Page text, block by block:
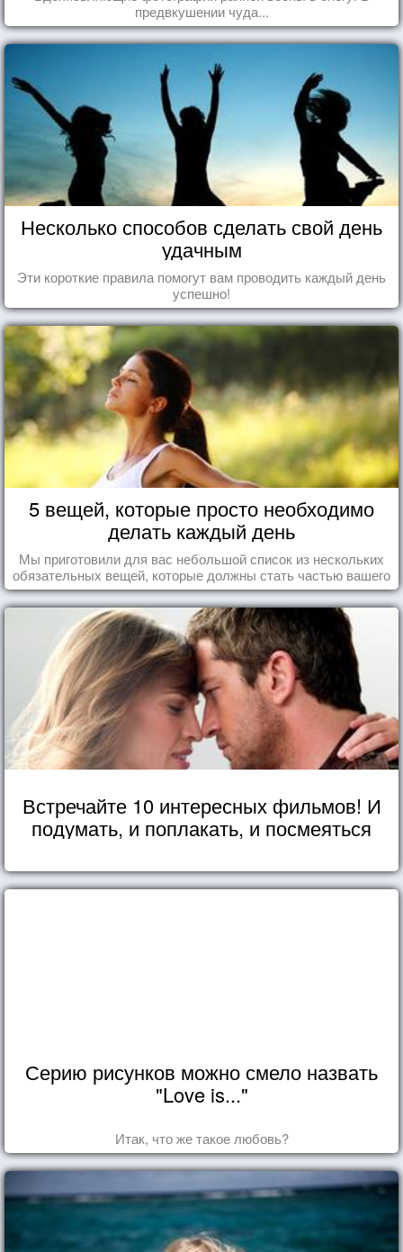
предвкушении чуда...
Несколько способов сделать свой день
удачным
Эти короткие правила помогут вам проводить каждый день
успешно!
5 вещей, которые просто необходимо
делать каждый день
Мы приготовили для вас небольшой список из нескольких
обязательных вещей, которые должны стать частью вашего
дня.
Встречайте 10 интересных фильмов! И
подумать, и поплакать, и посмеяться
Серию рисунков можно смело назвать
"Love is..."
Итак, что же такое любовь?